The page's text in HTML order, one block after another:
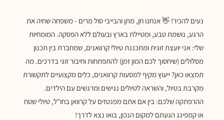
נעים להכיר! 👋 אנחנו חן, מתן והבייבי סול מרים - משפחה שחיה את
הרגע, נושמת טבע, ומטיילת בארץ ובעולם ללא הפסקה. המומחיות
שלי: אני יועצת זוגית ומתכננת טיולי קרוואנים, שמחברת בין תכנון
מסלולים (שיחסוך לכם המון זמן) להתפתחות וחיבור זוגי בדרכים. מה
תמצאו כאן? ייעוץ מקיף למסעות קרוואנים, כלים מקצועיים לתקשורת
מקרבת בטיול, והשראה לטיולים נגישים ומרגשים עם הילדים.
ההרפתקה שלכם: בין אם אתם מפנטזים על קרוואן בחו"ל, טיולי שטח
או קמפינג הגעתם למקום הנכון, בואו נצא לדרך!